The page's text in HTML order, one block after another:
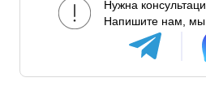
Нужна
Напишите нам, мы